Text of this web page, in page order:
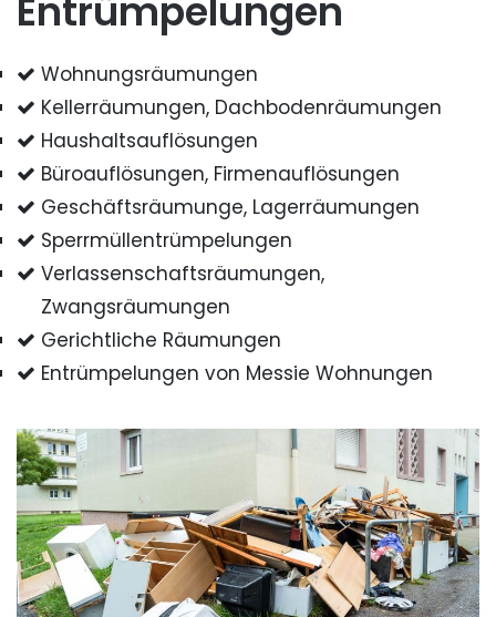
Entrümpelungen
Wohnungsräumungen
Kellerräumungen, Dachbodenräumungen
Haushaltsauflösungen
Büroauflösungen, Firmenauflösungen
Geschäftsräumunge, Lagerräumungen
Sperrmüllentrümpelungen
Verlassenschaftsräumungen,
Zwangsräumungen
Gerichtliche Räumungen
Entrümpelungen von Messie Wohnungen